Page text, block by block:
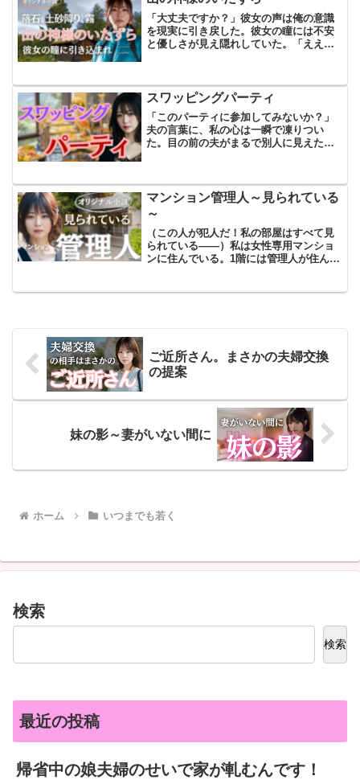
「大丈夫ですか？」彼女の声は俺の意識
を現実に引き戻した。彼女の瞳には不安
と優しさが見え隠れしていた。「ええ、
臓が跳ね上がるのを感じた...
スワッピングパーティ
「このパーティに参加してみないか？」
夫の言葉に、私の心は一瞬で凍りつい
た。目の前の夫がまるで別人に見えた。
は、郊外の一軒家で二人きりの生活を送
っている。娘たちが同時期に...
マンション管理人～見られている
～
（この人が犯人だ！私の部屋はすべて見
られている――）私は女性専用マンショ
ンに住んでいる。1階には管理人が住んで
何よりも重要だった。しかも相場よりも
ご近所さん。まさかの夫婦交換
の提案
妹の影～妻がいない間に
ホーム いつまでも若く
検索
検索
最近の投稿
帰省中の娘夫婦のせいで家が軋むんです！